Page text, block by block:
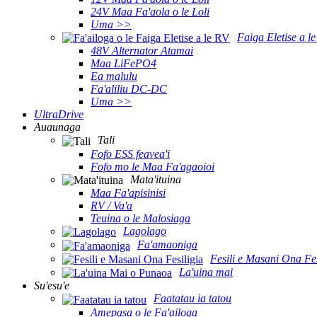
24V Maa Fa'aola o le Loli
Uma >>
Faiga Eletise a
48V Alternator Atamai
Maa LiFePO4
Ea malulu
Fa'aliliu DC-DC
Uma >>
UltraDrive
Auaunaga
Tali
Fofo ESS feavea'i
Fofo mo le Maa Fa'agaoioi
Mata'ituina
Maa Fa'apisinisi
RV / Va'a
Teuina o le Malosiaga
Lagolago
Fa'amaoniga
Fesili e Masani Ona
La'uina mai
Su'esu'e
Faatatau ia tatou
Amepasa o le Fa'ailoga